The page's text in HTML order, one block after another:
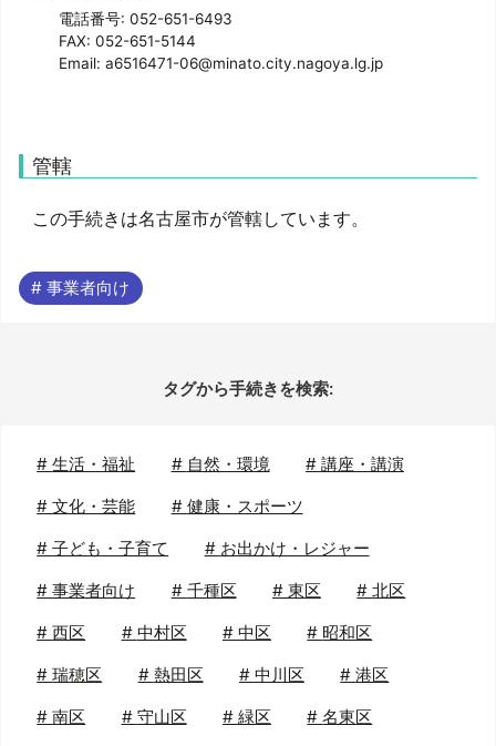
電話番号: 052-651-6493
FAX: 052-651-5144
Email: a6516471-06@minato.city.nagoya.lg.jp
管轄
この手続きは名古屋市が管轄しています。
# 事業者向け
タグから手続きを検索:
#生活・福祉 # 自然・環境 # 講座・講演
#文化・芸能 # 健康・スポーツ
#子ども・子育て # お出かけ・レジャー
#事業者向け # 千種区 # 東区 #北区
#西区 # 中村区 # 中区 # 昭和区
#瑞穂区 # 熱田区 # 中川区 #港区
#南区 # 守山区 # 緑区 #名東区